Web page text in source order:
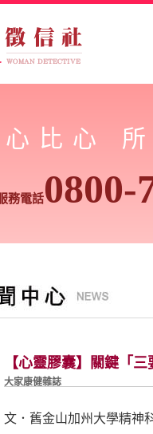
心比心
務電話0800-
【心靈膠囊】關鍵「
大家康健雜誌
文．舊金山加州大學精神